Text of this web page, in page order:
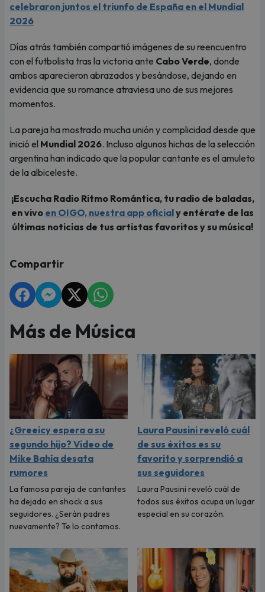
celebraron juntos el triunfo de España en el Mundial
2026
Días atrás también compartió imágenes de su reencuentro
con el futbolista tras la victoria ante Cabo Verde, donde
ambos aparecieron abrazados y besándose, dejando en
evidencia que su romance atraviesa uno de sus mejores
momentos.
La pareja ha mostrado mucha unión y complicidad desde que
inició el Mundial 2026. Incluso algunos hichas de la selección
argentina han indicado que la popular cantante es el amuleto
de la albiceleste.
¡Escucha Radio Ritmo Romántica, tu radio de baladas,
en vivo en OIGO, nuestra app oficialy entérate de las
últimas noticias de tus artistas favoritos y su música!
Compartir
Más de Música
¿Greeicy espera a su
segundo hijo? Video de
Mike Bahía desata
rumores
La famosa pareja de cantantes
ha dejado en shock a sus
seguidores. ¿Serán padres
nuevamente? Te lo contamos.
Laura Pausini reveló cuál
de sus éxitos es su
favorito y sorprendió a
sus seguidores
Laura Pausini reveló cuál de
todos sus éxitos ocupa un lugar
especial en su corazón.